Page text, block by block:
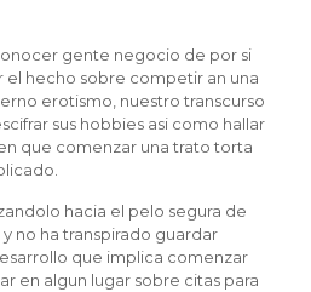
gente negocio de por si
el hecho sobre competir an una
erotismo, nuestro transcurso
sus hobbies asi­ como hallar
que comenzar una trato torta
hacia el pelo segura de
no ha transpirado guardar
que implica comenzar
en algun lugar sobre citas para